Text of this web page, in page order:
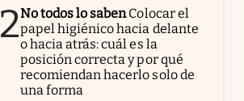
2No todos lo sabenColocar el
papel higiénico hacia delante
o hacia atrás: cuál es la
posición correcta y por qué
recomiendan hacerlo solo de
una forma